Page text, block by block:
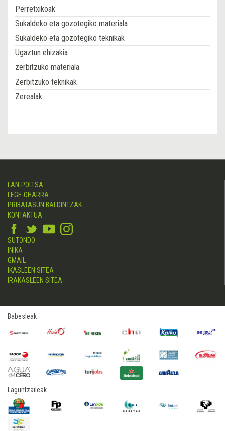
Perretxikoak
Sukaldeko eta gozotegiko materiala
Sukaldeko eta gozotegiko teknikak
Ugaztun ehizakia
zerbitzuko materiala
Zerbitzuko teknikak
Zerealak
LAN-POLTSA
LEGE-OHARRA
PRIBATASUN BALDINTZAK
KONTAKTUA
SUTONDO
INIKA
GMAIL
IKASLEEN SITEA
IRAKASLEEN SITEA
Babesleak
Laguntzaileak